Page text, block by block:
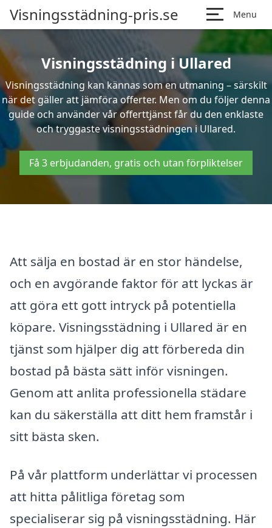
Visningsstädning-pris.se Menu
Visningsstädning i Ullared
Visningsstädning kan kännas som en utmaning – särskilt
när det gäller att jämföra offerter. Men om du följer denna
guide och använder vår offerttjänst får du den enklaste
och tryggaste visningsstädningen i Ullared.
Få 3 erbjudanden, gratis och utan förpliktelser
Att sälja en bostad är en stor händelse,
och en avgörande faktor för att lyckas är
att göra ett gott intryck på potentiella
köpare. Visningsstädning i Ullared är en
tjänst som hjälper dig att förbereda din
bostad på bästa sätt inför visningen.
Genom att anlita professionella städare
kan du säkerställa att ditt hem framstår i
sitt bästa sken.
På vår plattform underlättar vi processen
att hitta pålitliga företag som
specialiserar sig på visningsstädning. Här